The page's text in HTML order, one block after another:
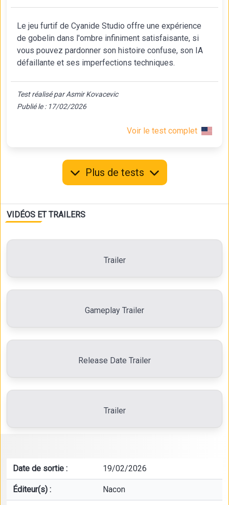
Le jeu furtif de Cyanide Studio offre une expérience
de gobelin dans l'ombre infiniment satisfaisante, si
vous pouvez pardonner son histoire confuse, son IA
défaillante et ses imperfections techniques.
Test réalisé par Asmir Kovacevic
Publié le : 17/02/2026
Voir le test complet
Plus de tests
VIDÉOS ET TRAILERS
Trailer
Gameplay Trailer
Release Date Trailer
Trailer
Date de sortie : 19/02/2026
Éditeur(s) : Nacon